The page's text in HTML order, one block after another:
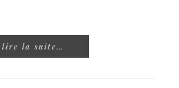
lire la suite…